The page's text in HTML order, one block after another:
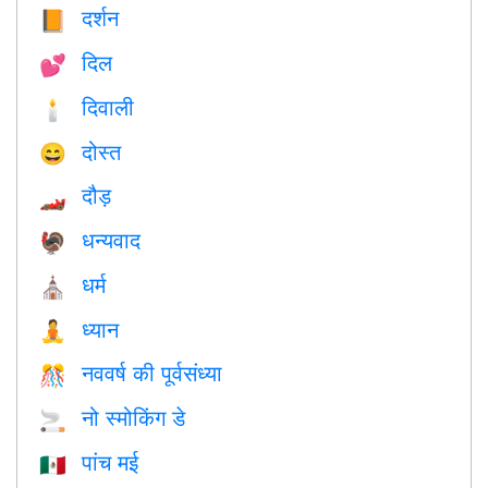
📙 दर्शन
💕 दिल
🕯 दिवाली
😄 दोस्त
🏎 दौड़
🦃 धन्यवाद
⛪️ धर्म
🧘 ध्यान
🎊 नववर्ष की पूर्वसंध्या
🚬 नो स्मोकिंग डे
🇲🇽 पांच मई